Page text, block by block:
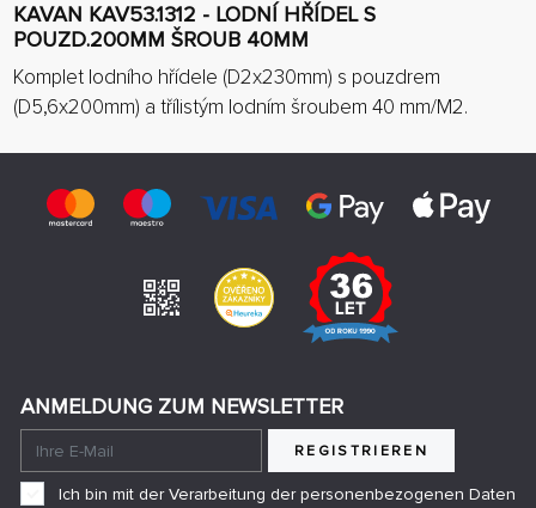
KAVAN KAV53.1312 - LODNÍ HŘÍDEL S
POUZD.200MM ŠROUB 40MM
Komplet lodního hřídele (D2x230mm) s pouzdrem
(D5,6x200mm) a třílistým lodním šroubem 40 mm/M2.
ANMELDUNG ZUM NEWSLETTER
REGISTRIEREN
Ich bin mit der Verarbeitung der personenbezogenen Daten